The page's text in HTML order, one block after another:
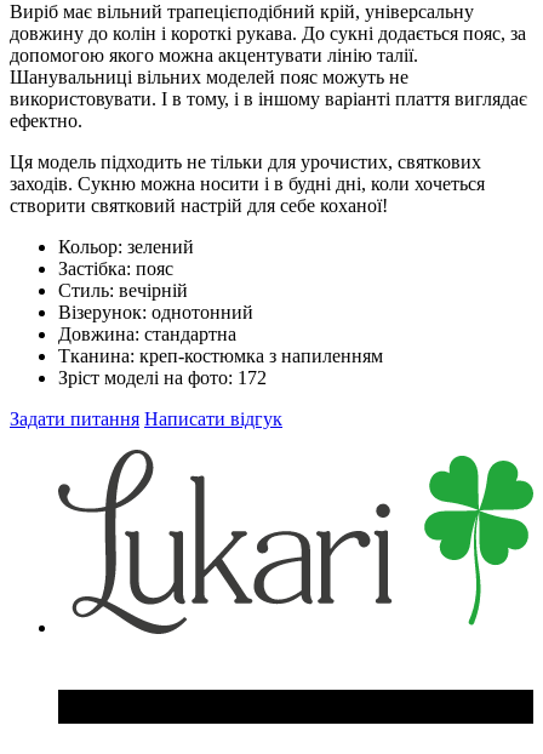
Виріб має вільний трапецієподібний крій, універсальну
довжину до колін і короткі рукава. До сукні додається пояс, за
допомогою якого можна акцентувати лінію талії.
Шанувальниці вільних моделей пояс можуть не
використовувати. І в тому, і в іншому варіанті плаття виглядає
ефектно.
Ця модель підходить не тільки для урочистих, святкових
заходів. Сукню можна носити і в будні дні, коли хочеться
створити святковий настрій для себе коханої!
Кольор: зелений
Застібка: пояс
Стиль: вечірній
Візерунок: однотонний
Довжина: стандартна
Тканина: креп-костюмка з напиленням
Зріст моделі на фото: 172
Задати питання Написати відгук